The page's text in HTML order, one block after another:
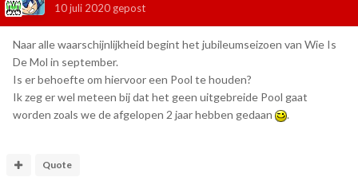
10 juli 2020 gepost
Naar alle waarschijnlijkheid begint het jubileumseizoen van Wie Is
De Mol in september.
Is er behoefte om hiervoor een Pool te houden?
Ik zeg er wel meteen bij dat het geen uitgebreide Pool gaat
worden zoals we de afgelopen 2 jaar hebben gedaan
.
Quote